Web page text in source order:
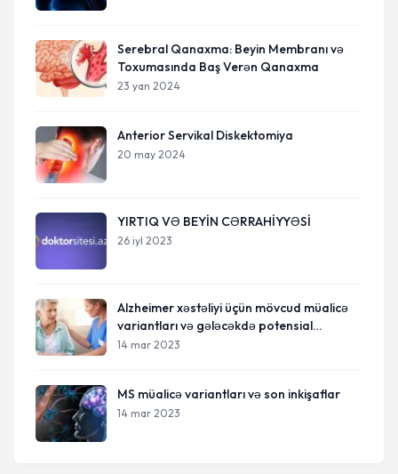
Serebral Qanaxma: Beyin Membranı və
Toxumasında Baş Verən Qanaxma
23 yan 2024
Anterior Servikal Diskektomiya
20 may 2024
YIRTIQ VƏ BEYİN CƏRRAHİYYƏSİ
26 iyl 2023
Alzheimer xəstəliyi üçün mövcud müalicə
variantları və gələcəkdə potensial
müalicələr
14 mar 2023
MS müalicə variantları və son inkişaflar
14 mar 2023